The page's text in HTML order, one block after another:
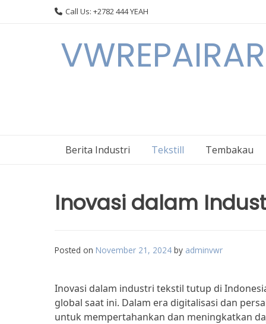
Call Us: +2782 444 YEAH
Berita Industri Tekstill Tembakau
Inovasi dalam
Posted on November 21, 2024 by adminvwr
Inovasi dalam industri tekstil tutup di
global saat ini. Dalam era digitalisasi dan
untuk mempertahankan dan meningkatkan